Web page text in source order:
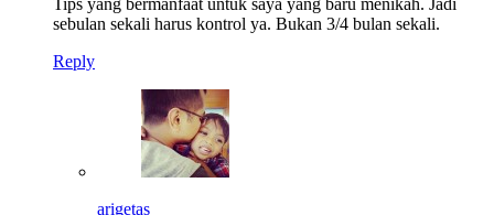
Tips yang bermanfaat untuk saya yang baru menikah. Jadi
sebulan sekali harus kontrol ya. Bukan 3/4 bulan sekali.
Reply
arigetas